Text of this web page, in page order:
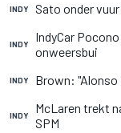
INDY Sato onder
INDY
IndyCar
onweersbui
INDY Brown: "Alonso
INDY
McLaren trekt
SPM